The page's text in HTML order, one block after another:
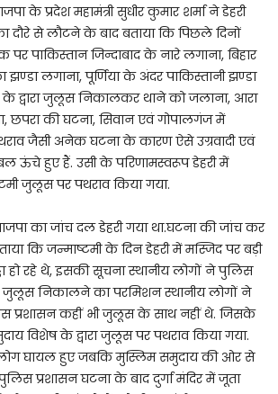
के प्रदेश महामंत्री सुधीर कुमार शर्मा ने डेहरी
दौरे से लौटने के बाद बताया कि पिछले दिनों
पाकिस्तान जिन्दाबाद के नारे लगाना, बिहार
लगाना, पूर्णिया के अंदर पाकिस्तानी झण्डा
द्वारा जुलूस निकालकर थाने को जलाना, आरा
छपरा की घटना, सिवान एवं गोपालगंज में
जैसी अनेक घटना के कारण ऐसे उग्रवादी एवं
ऊंचे हुए हैं. उसी के परिणामस्वरूप डेहरी में
जुलूस पर पथराव किया गया.
का जांच दल डेहरी गया था.घटना की जांच कर
कि जन्माष्टमी के दिन डेहरी में मस्जिद पर बड़ी
हो रहे थे, इसकी सूचना स्थानीय लोगों ने पुलिस
जुलूस निकालने का परमिशन स्थानीय लोगों ने
प्रशासन कहीं भी जुलूस के साथ नहीं थे. जिसके
विशेष के द्वारा जुलूस पर पथराव किया गया.
घायल हुए जबकि मुस्लिम समुदाय की ओर से
प्रशासन घटना के बाद दुर्गा मंदिर में जूता